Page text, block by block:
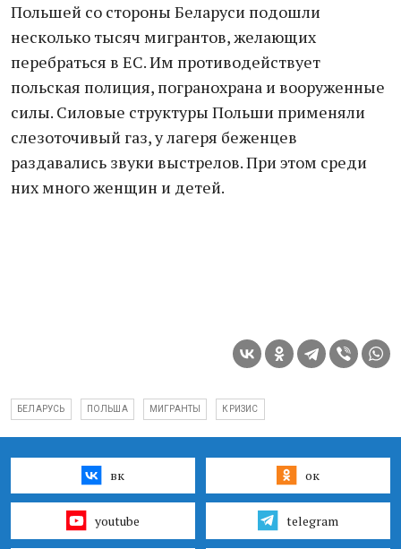
Польшей со стороны Беларуси подошли
несколько тысяч мигрантов, желающих
перебраться в ЕС. Им противодействует
польская полиция, погранохрана и вооруженные
силы. Силовые структуры Польши применяли
слезоточивый газ, у лагеря беженцев
раздавались звуки выстрелов. При этом среди
них много женщин и детей.
БЕЛАРУСЬ ПОЛЬША МИГРАНТЫ КРИЗИС
вк ок
youtube telegram